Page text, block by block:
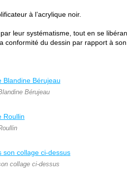
à l’acrylique noir.
leur systématisme, tout en se
conformité du dessin par rapport à son
Bérujeau
collage ci-dessus